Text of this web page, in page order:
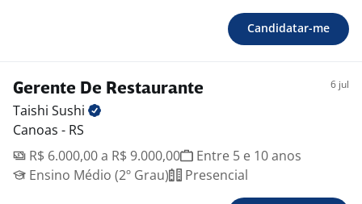
Candidatar-me
Gerente De Restaurante 6 jul
Taishi Sushi
Canoas - RS
R$ 6.000,00 a R$ 9.000,00
Entre 5 e 10 anos
Ensino Médio (2º Grau)
Presencial